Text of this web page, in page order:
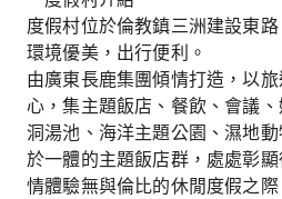
度假村位於倫教鎮三洲建設東
環境優美，出行便利。
由廣東長鹿集團傾情打造，以
心，集主題飯店、餐飲、會議
洞湯池、海洋主題公園、濕地
於一體的主題飯店群，處處彰
情體驗無與倫比的休閒度假之